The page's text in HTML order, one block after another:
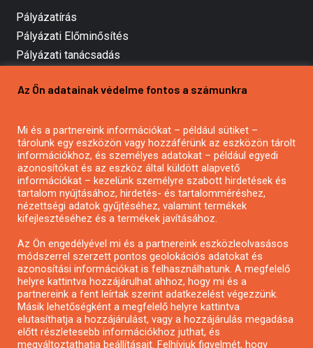
Pályázatírás
Pályázati Előminősítés
Pályázati tanácsadás
Mezőgazdasági pályázatírás
Pályázatírás civil szervezeteknek
Pályázatírás önkormányzatoknak
Pályázatfigyelés
Specifikus pályázatfigyelés vagy hírlevél
Pályázatok magánszemélyeknek
Pályázatok civil szervezeteknek
Pályázatok vállalkozásoknak
Önkormányzati pályázatok
Az Ön adatainak védelme fontos a számunkra
Mi és a partnereink információkat – például sütiket –
tárolunk egy eszközön vagy hozzáférünk az eszközön tárolt
információkhoz, és személyes adatokat – például egyedi
azonosítókat és az eszköz által küldött alapvető
információkat – kezelünk személyre szabott hirdetések és
tartalom nyújtásához, hirdetés- és tartalomméréshez,
nézettségi adatok gyűjtéséhez, valamint termékek
kifejlesztéséhez és a termékek javításához.
Az Ön engedélyével mi és a partnereink eszközleolvasásos
módszerrel szerzett pontos geolokációs adatokat és
azonosítási információkat is felhasználhatunk. A megfelelő
helyre kattintva hozzájárulhat ahhoz, hogy mi és a
partnereink a fent leírtak szerint adatkezelést végezzünk.
Másik lehetőségként a megfelelő helyre kattintva
elutasíthatja a hozzájárulást, vagy a hozzájárulás megadása
előtt részletesebb információkhoz juthat, és
megváltoztathatja beállításait. Felhívjuk figyelmét, hogy